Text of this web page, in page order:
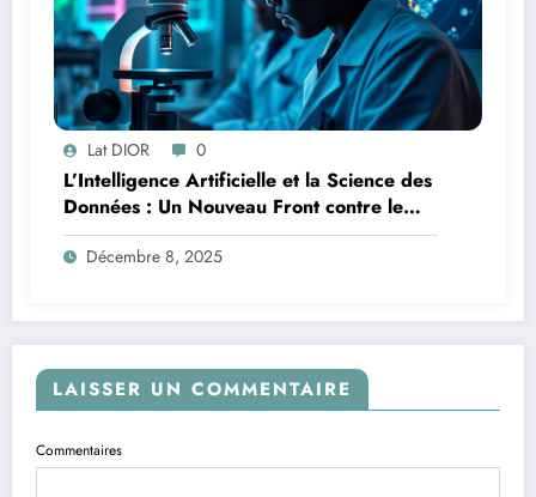
Lat DIOR 0
L’Intelligence Artificielle et la Science des
Données : Un Nouveau Front contre le
Paludisme en Afrique
Décembre 8, 2025
LAISSER UN COMMENTAIRE
Commentaires